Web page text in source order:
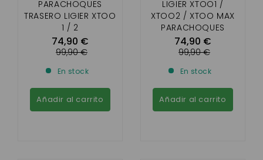
PARACHOQUES
TRASERO LIGIER XTOO
1 / 2
74,90 €
99,90 €
En stock
Añadir al carrito
LIGIER XTOO1 /
XTOO2 / XTOO MAX
PARACHOQUES
DELANTERO (CON
FAROS ANTINIEBLA)
74,90 €
99,90 €
En stock
Añadir al carrito